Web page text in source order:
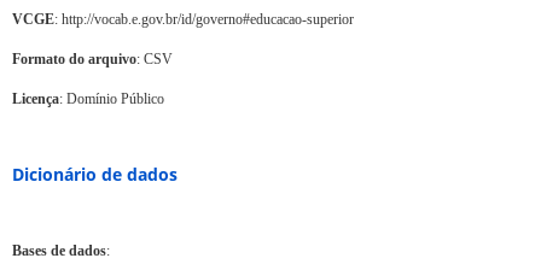
VCGE: http://vocab.e.gov.br/id/governo#educacao-superior
Formato do arquivo: CSV
Licença: Domínio Público
Dicionário de dados
Bases de dados: